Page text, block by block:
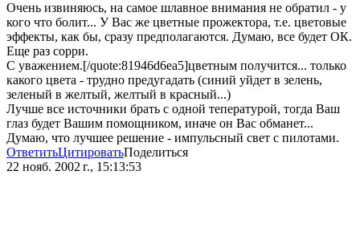
Очень извиняюсь, на самое шлавное внимания не обратил - у
кого что болит... У Вас же цветные прожектора, т.е. цветовые
эффекты, как бы, сразу предполагаются. Думаю, все будет ОК.
Еще раз сорри.
С уважением.[/quote:81946d6ea5]цветным получится... только
какого цвета - трудно предугадать (синий уйдет в зелень,
зеленый в желтый, желтый в красный...)
Лучше все источники брать с одной тепературой, тогда Ваш
глаз будет Вашим помощником, иначе он Вас обманет...
Думаю, что лучшее решение - импульсный свет с пилотами.
ОтветитьЦитироватьПоделиться
22 нояб. 2002 г., 15:13:53